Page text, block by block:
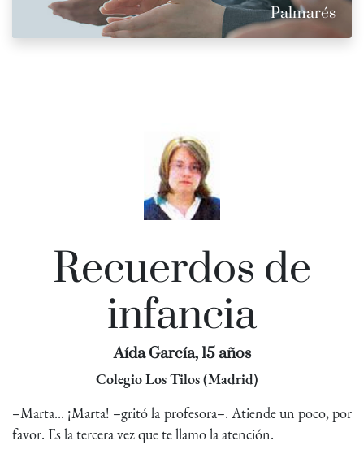
Palmarés
Recuerdos de
infancia
Aída García, 15 años
Colegio Los Tilos (Madrid)
–Marta... ¡Marta! –gritó la profesora–. Atiende un poco, por
favor. Es la tercera vez que te llamo la atención.